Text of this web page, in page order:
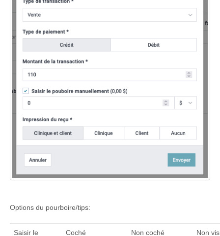
Options du pourboire/tips:
Saisir le Coché Non coché Non